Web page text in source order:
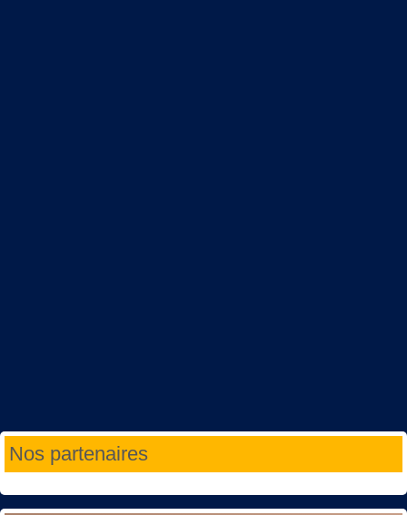
Nos partenaires
Année
précédente
Mois
précédent
Année
suivante
Mois
suivant